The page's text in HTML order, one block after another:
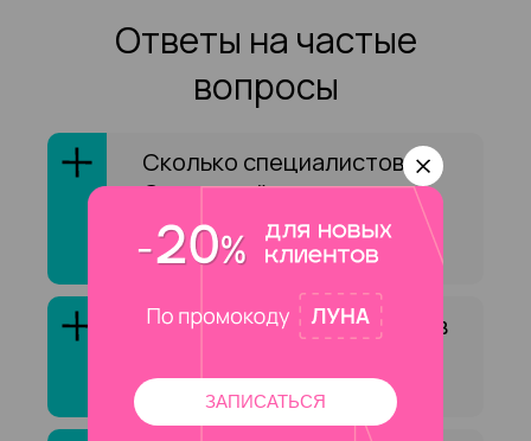
Ответы на частые
вопросы
Сколько специалистов на
Соколиной горы
оказывают услугу
«Архитектура бровей»?
Как выбрать специалиста в
бровей»?ЗАПИСАТЬСЯ